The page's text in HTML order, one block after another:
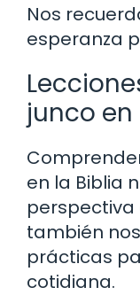
Nos
esperanza
junco
en la Biblia
perspectiva
también
prácticas
cotidiana.